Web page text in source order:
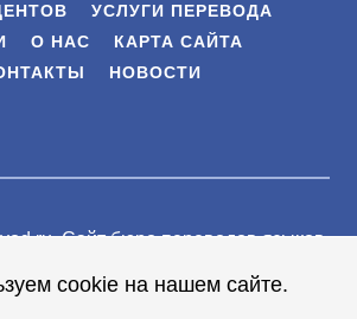
УСЛУГИ ПЕРЕВОДА
О НАС
КАРТА САЙТА
НОВОСТИ
Сайт бюро переводов языков.
Условия
cookie на нашем сайте.